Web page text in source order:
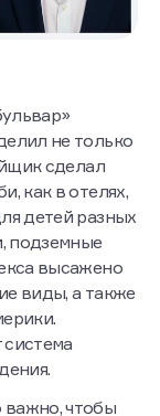
не только
сделал
как в отелях,
детей разных
подземные
высажено
виды, а также
чтобы